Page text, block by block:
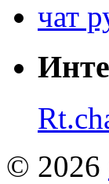
чат
© 2026